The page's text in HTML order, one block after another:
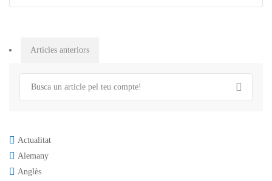
Posts
navigation
Articles anteriors
Actualitat
Alemany
Anglès